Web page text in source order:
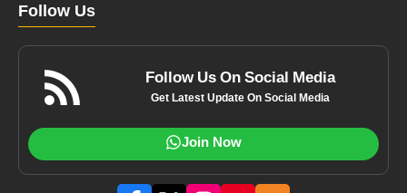
Follow Us
Follow Us On Social Media
Get Latest Update On Social Media
Join Now